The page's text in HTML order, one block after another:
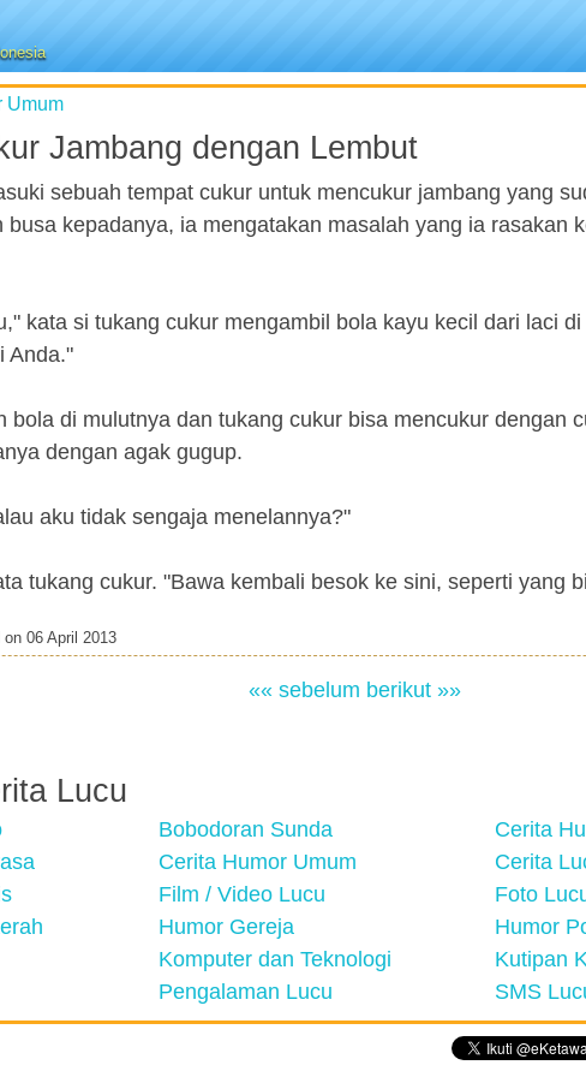
Umum
Jambang dengan Lembut
sebuah tempat cukur untuk mencukur jambang yang
busa kepadanya, ia mengatakan masalah yang ia rasakan
kata si tukang cukur mengambil bola kayu kecil dari laci
Anda."
bola di mulutnya dan tukang cukur bisa mencukur dengan
dengan agak gugup.
aku tidak sengaja menelannya?"
tukang cukur. "Bawa kembali besok ke sini, seperti yang
on 06 April 2013
«« sebelum berikut »»
Lucu
Bobodoran Sunda Cerita
Cerita Humor Umum Cerita
Film / Video Lucu Foto
Humor Gereja Humor
Komputer dan Teknologi Kutipan
Pengalaman Lucu SMS